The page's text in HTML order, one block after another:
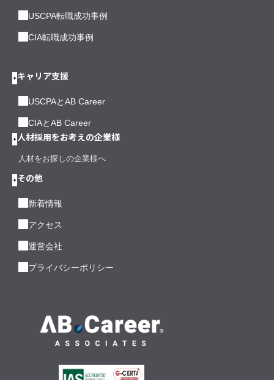
USCPA転職成功事例
CIA転職成功事例
キャリア支援
USCPAとAB Career
CIAとAB Career
人材採用をお考えの企業様
人材をお探しの企業様へ
その他
新着情報
アクセス
運営会社
プライバシーポリシー